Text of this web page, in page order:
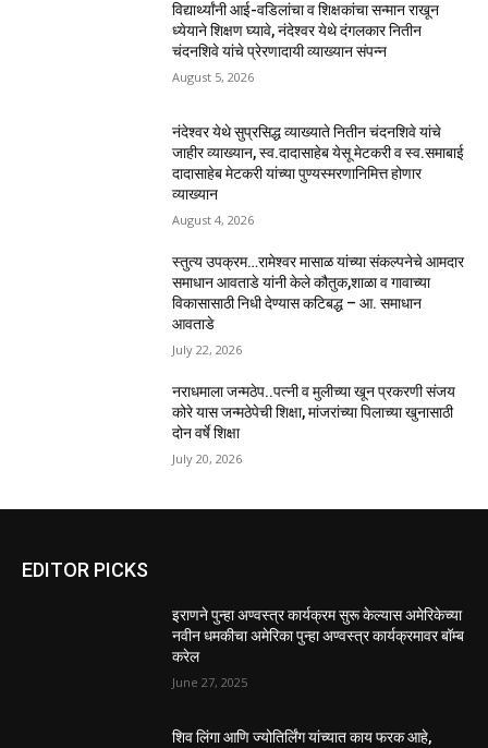
विद्यार्थ्यांनी आई-वडिलांचा व शिक्षकांचा सन्मान राखून
ध्येयाने शिक्षण घ्यावे, नंदेश्वर येथे दंगलकार नितीन
चंदनशिवे यांचे प्रेरणादायी व्याख्यान संपन्न
August 5, 2026
नंदेश्वर येथे सुप्रसिद्ध व्याख्याते नितीन चंदनशिवे यांचे
जाहीर व्याख्यान, स्व.दादासाहेब येसू मेटकरी व स्व.समाबाई
दादासाहेब मेटकरी यांच्या पुण्यस्मरणानिमित्त होणार
व्याख्यान
August 4, 2026
स्तुत्य उपक्रम…रामेश्वर मासाळ यांच्या संकल्पनेचे आमदार
समाधान आवताडे यांनी केले कौतुक,शाळा व गावाच्या
विकासासाठी निधी देण्यास कटिबद्ध – आ. समाधान
आवताडे
July 22, 2026
नराधमाला जन्मठेप..पत्नी व मुलीच्या खून प्रकरणी संजय
कोरे यास जन्मठेपेची शिक्षा, मांजरांच्या पिलाच्या खुनासाठी
दोन वर्षे शिक्षा
July 20, 2026
EDITOR PICKS
इराणने पुन्हा अण्वस्त्र कार्यक्रम सुरू केल्यास अमेरिकेच्या
नवीन धमकीचा अमेरिका पुन्हा अण्वस्त्र कार्यक्रमावर बॉम्ब
करेल
June 27, 2025
शिव लिंगा आणि ज्योतिर्लिंग यांच्यात काय फरक आहे,